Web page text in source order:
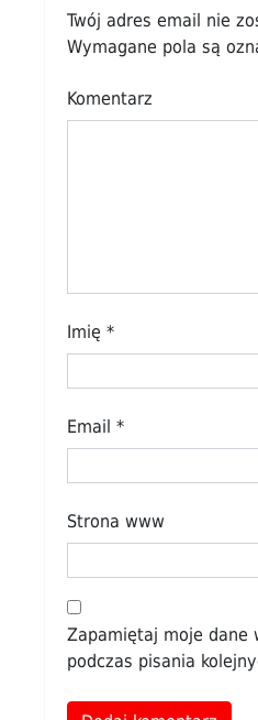
Twój adres email nie
Wymagane pola są
Komentarz
Imię *
Email *
Strona www
Zapamiętaj moje dane
podczas pisania